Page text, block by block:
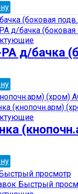
д/бачка
просмотр
Быстрый